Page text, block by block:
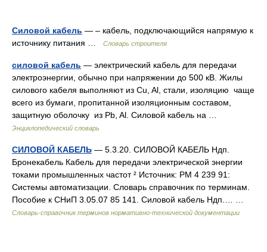
Силовой кабель — – кабель, подключающийся напрямую к
источнику питания …
Словарь строителя
силовой кабель — электрический кабель для передачи
электроэнергии, обычно при напряжении до 500 кВ. Жилы
силового кабеля выполняют из Cu, Al, стали, изоляцию чаще
всего из бумаги, пропитанной изоляционным составом,
защитную оболочку из Pb, Al. Силовой кабель на …
Энциклопедический словарь
СИЛОВОЙ КАБЕЛЬ — 5.3.20. СИЛОВОЙ КАБЕЛЬ Ндп.
Бронекабель Кабель для передачи электрической энергии
токами промышленных частот ² Источник: РМ 4 239 91:
Системы автоматизации. Словарь справочник по терминам.
Пособие к СНиП 3.05.07 85 141. Силовой кабель Ндп.… …
Словарь-справочник терминов нормативно-технической документации